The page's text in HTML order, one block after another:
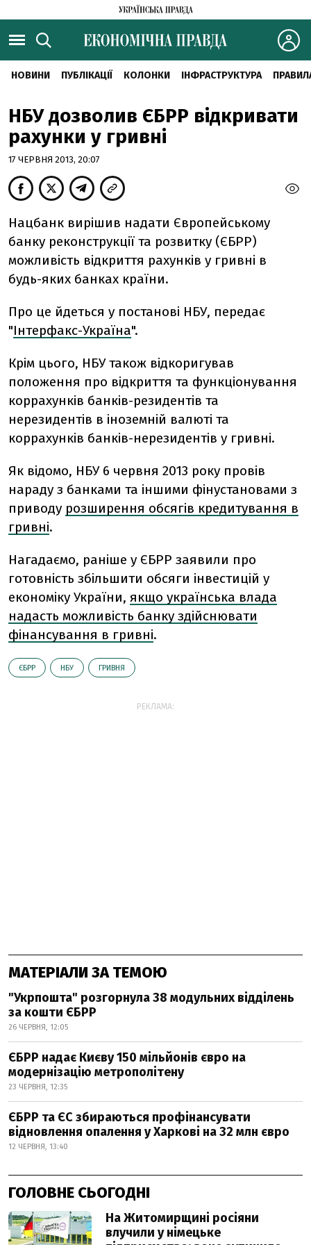
НОВИНИ ПУБЛІКАЦІЇ КОЛОНКИ ІНФРАСТРУКТУРА
НБУ дозволив ЄБРР відкривати
рахунки у гривні
17 ЧЕРВНЯ 2013, 20:07
Нацбанк вирішив надати Європейському
банку реконструкції та розвитку (ЄБРР)
можливість відкриття рахунків у гривні в
будь-яких банках країни.
Про це йдеться у постанові НБУ, передає
"Інтерфакс-Україна".
Крім цього, НБУ також відкоригував
положення про відкриття та функціонування
коррахунків банків-резидентів та
нерезидентів в іноземній валюті та
коррахунків банків-нерезидентів у гривні.
Як відомо, НБУ 6 червня 2013 року провів
нараду з банками та іншими фінустановами з
приводу розширення обсягів кредитування в
гривні.
Нагадаємо, раніше у ЄБРР заявили про
готовність збільшити обсяги інвестицій у
економіку України, якщо українська влада
надасть можливість банку здійснювати
фінансування в гривні.
ЄБРР НБУ ГРИВНЯ
РЕКЛАМА:
МАТЕРІАЛИ ЗА ТЕМОЮ
"Укрпошта" розгорнула 38 модульних відділень
за кошти ЄБРР
26 ЧЕРВНЯ, 12:05
ЄБРР надає Києву 150 мільйонів євро на
модернізацію метрополітену
23 ЧЕРВНЯ, 12:35
ЄБРР та ЄС збираються профінансувати
відновлення опалення у Харкові на 32 млн євро
12 ЧЕРВНЯ, 13:40
ГОЛОВНЕ СЬОГОДНІ
На Житомирщині росіяни
влучили у німецьке